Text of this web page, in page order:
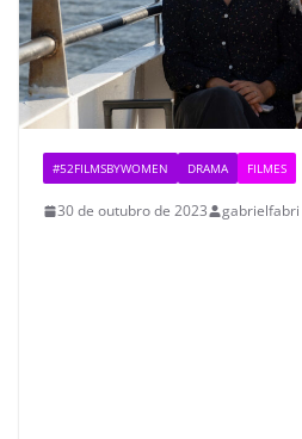
#52FILMSBYWOMEN DRAMA FILMES
30 de outubro de 2023 gabrielfabri